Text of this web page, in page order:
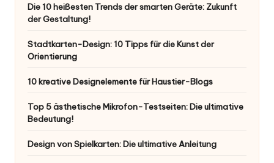
Die 10 heißesten Trends der smarten Geräte: Zukunft
der Gestaltung!
Stadtkarten-Design: 10 Tipps für die Kunst der
Orientierung
10 kreative Designelemente für Haustier-Blogs
Top 5 ästhetische Mikrofon-Testseiten: Die ultimative
Bedeutung!
Design von Spielkarten: Die ultimative Anleitung